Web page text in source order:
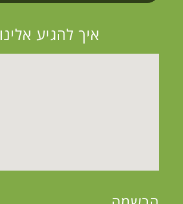
איך להגיע אלינו